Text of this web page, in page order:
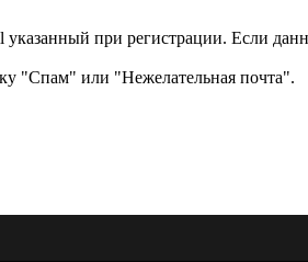
при регистрации. Если
"Спам" или "Нежелательная почта".